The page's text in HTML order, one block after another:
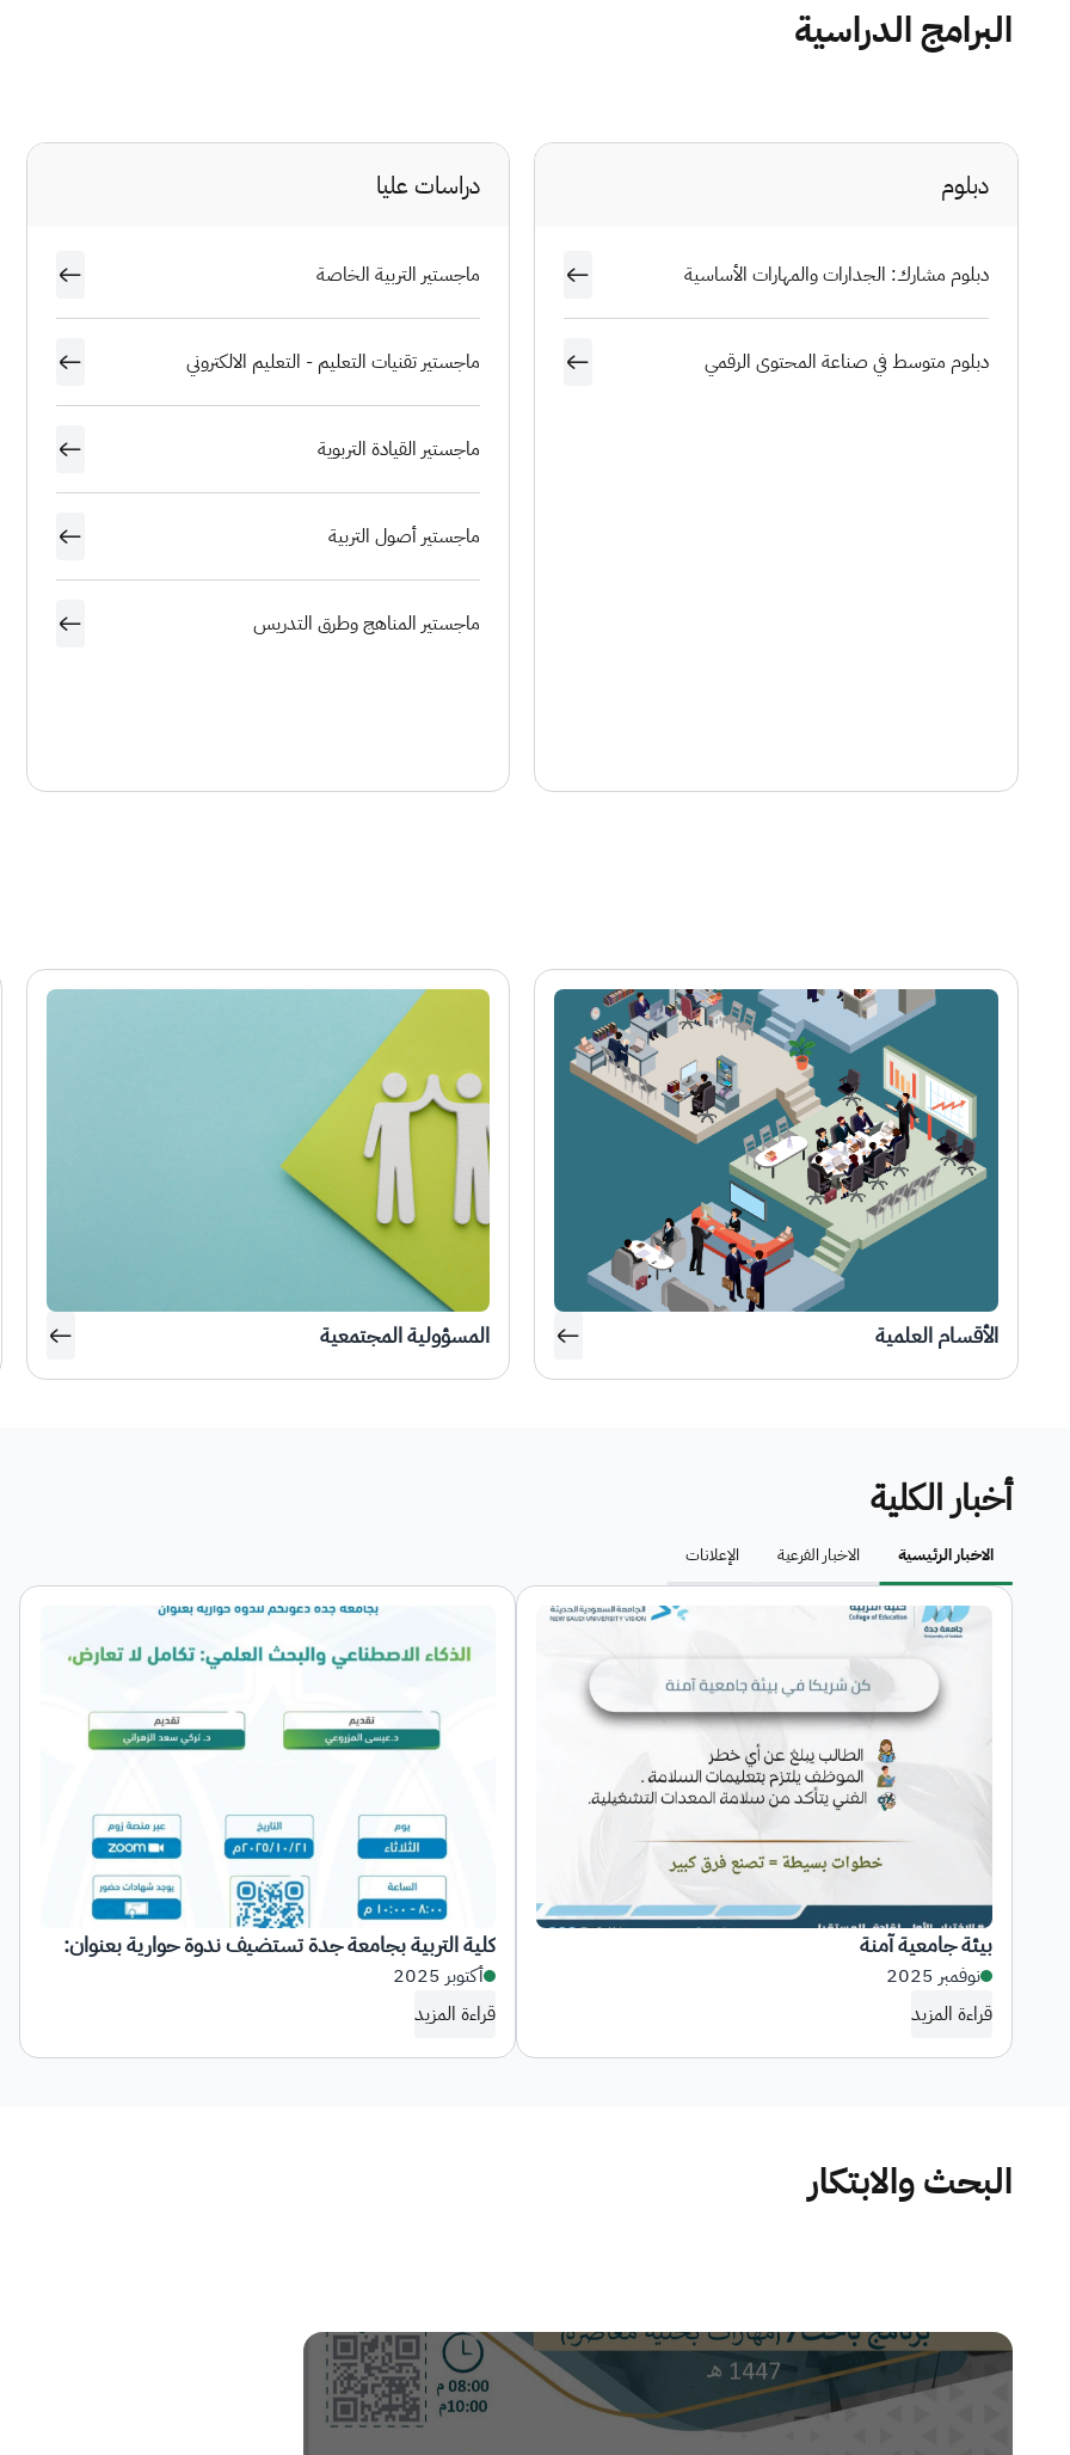
البرامج الدراسية
دبلوم
دبلوم مشارك: الجدارات والمهارات الأساسية
دبلوم متوسط في صناعة المحتوى الرقمي
دراسات عليا
ماجستير التربية الخاصة
ماجستير تقنيات التعليم - التعليم الالكتروني
ماجستير القيادة التربوية
ماجستير أصول التربية
ماجستير المناهج وطرق التدريس
الأقسام العلمية المسؤولية المجتمعية
أخبار الكلية
الاخبار الرئيسية الاخبار الفرعية الإعلانات
بيئة جامعية آمنة
نوفمبر 2025
قراءة المزيد
كلية التربية بجامعة جدة تستضيف ندوة حوارية بعنوان:
الذكاء الاصطناعي والبحث العلمي: تكامل لا تعارض
أكتوبر 2025
قراءة المزيد
البحث والابتكار